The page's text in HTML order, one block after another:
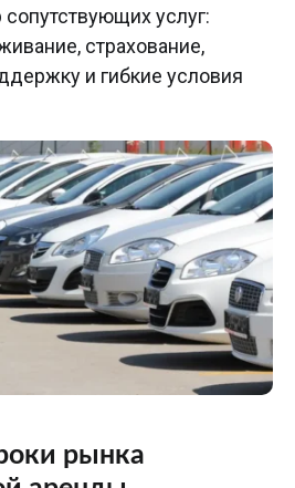
услуг:
страхование,
и гибкие условия
рынка